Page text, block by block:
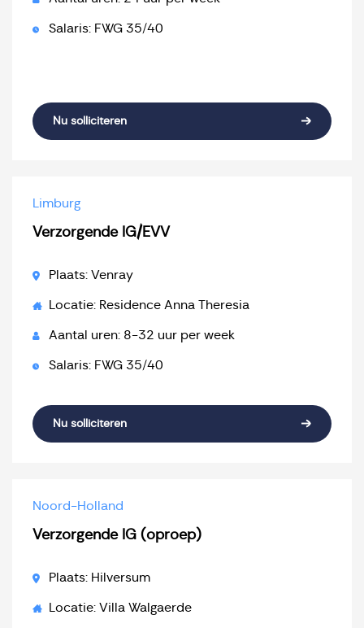
Salaris: FWG 35/40
Nu solliciteren
Limburg
Verzorgende IG/EVV
Plaats: Venray
Locatie: Residence Anna Theresia
Aantal uren: 8-32 uur per week
Salaris: FWG 35/40
Nu solliciteren
Noord-Holland
Verzorgende IG (oproep)
Plaats: Hilversum
Locatie: Villa Walgaerde